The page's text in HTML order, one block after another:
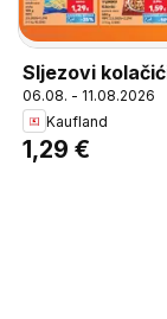
Sljezovi
06.08. - 11.08.2026
Kaufland
1,29 €